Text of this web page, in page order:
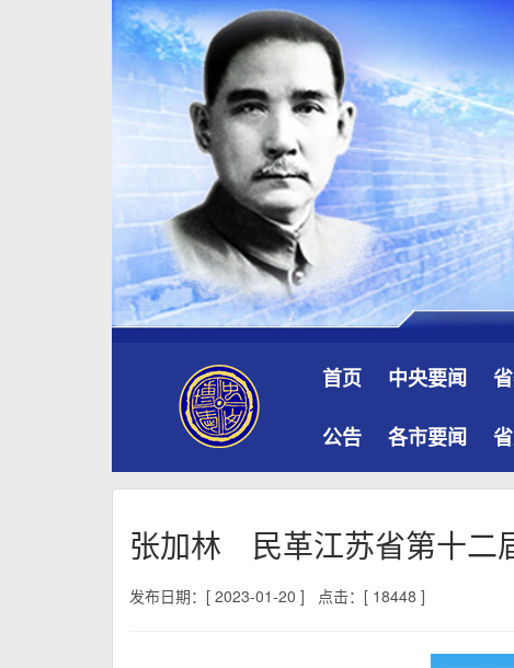
首页 中央要闻
公告 各市要闻
张加林 民革江苏省第十二
发布日期：[ 2023-01-20 ] 点击：[ 18448 ]